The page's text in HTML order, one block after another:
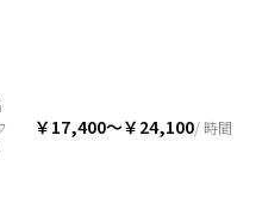
￥17,400〜￥24,100/ 時間